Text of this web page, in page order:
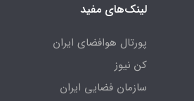
لینک‌های مفید
پورتال هوافضای ایران
کن نیوز
سازمان فضایی ایران